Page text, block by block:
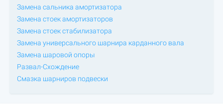
Замена сальника амортизатора
Замена стоек амортизаторов
Замена стоек стабилизатора
Замена универсального шарнира карданного вала
Замена шаровой опоры
Развал-Схождение
Смазка шарниров подвески